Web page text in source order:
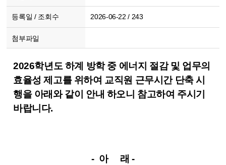
등록일 / 조회수 2026-06-22 / 243
첨부파일
2026학년도 하계 방학 중 에너지 절감 및 업무의
효율성 제고를 위하여 교직원 근무시간 단축 시
행을 아래와 같이 안내 하오니 참고하여 주시기
바랍니다.
- 아 래 -